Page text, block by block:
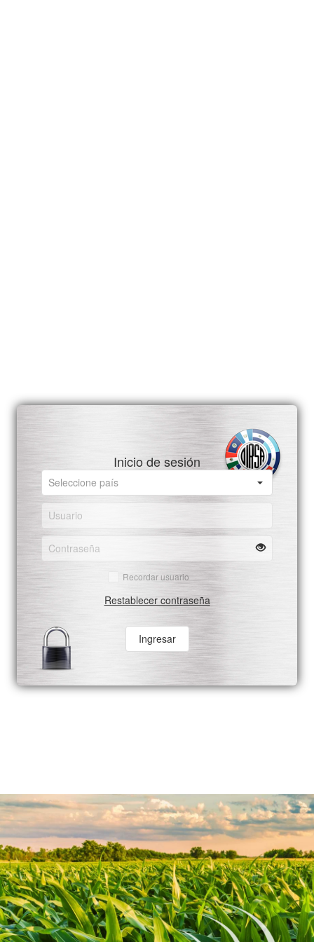
Inicio de sesión
Recordar usuario
Restablecer contraseña
Ingresar